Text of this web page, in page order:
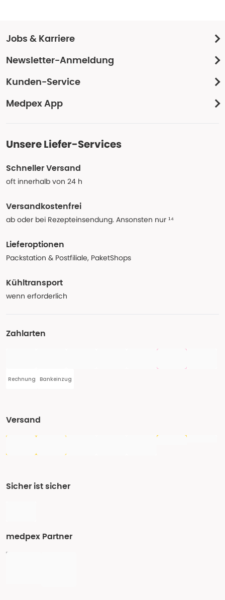
Jobs & Karriere
Newsletter-Anmeldung
Kunden-Service
Medpex App
Unsere Liefer-Services
Schneller Versand
oft innerhalb von 24 h
Versandkostenfrei
ab oder bei Rezepteinsendung. Ansonsten nur ¹⁴
Lieferoptionen
Packstation & Postfiliale, PaketShops
Kühltransport
wenn erforderlich
Zahlarten
Rechnung Bankeinzug
Versand
Sicher ist sicher
medpex Partner